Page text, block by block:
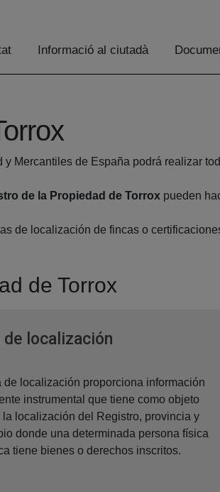
Informació al ciutadà
Mercantiles de España podrá realizar
de la Propiedad de Torrox pueden
de localización de fincas o
de Torrox
de localizaciónVentana nueva
de localización proporciona información
instrumental que tiene como objeto
la localización del Registro, provincia y
donde una determinada persona física
tiene bienes o derechos inscritos.